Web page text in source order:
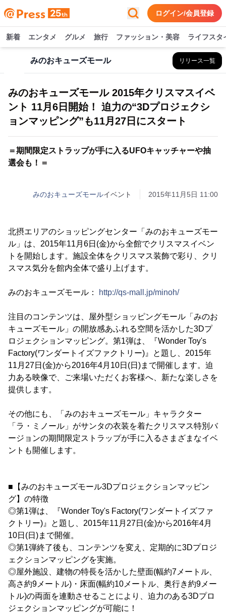
ログイン/会員登録
新着 エンタメ グルメ 旅行 ファッション・美容 ライフスタ
みのおキューズモール リリース一覧
みのおキューズモール 2015年クリスマスイベ
ント 11月6日開始！ 迫力の“3Dプロジェクシ
ョンマッピング”も11月27日にスタート
＝期間限定ストラップが手に入るUFOキャッチャーや抽
選会も！＝
みのおキューズモールイベント 2015年11月5日 11:00
北摂エリアのショッピングセンター「みのおキューズモー
ル」は、2015年11月6日(金)から全館でクリスマスイベン
トを開始します。施設全体をクリスマス装飾で彩り、クリ
スマス気分を館内全体で盛り上げます。
みのおキューズモール： http://qs-mall.jp/minoh/
注目のコンテンツは、屋外型ショッピングモール「みのお
キューズモール」の開放感あふれる空間を活かした3Dプ
ロジェクションマッピング。第1弾は、『Wonder Toy's
Factory(ワンダートイズファクトリー)』と題し、2015年
11月27日(金)から2016年4月10日(日)まで開催します。迫
力ある映像で、ご来場いただくお客様へ、新たな楽しさを
提供します。
その他にも、「みのおキューズモール」キャラクター
「ラ・ミノール」がサンタの衣装を着たクリスマス特別バ
ージョンの期間限定ストラップが手に入るさまざまなイベ
ントも開催します。
■【みのおキューズモール3Dプロジェクションマッピン
グ】の特徴
◎第1弾は、『Wonder Toy's Factory(ワンダートイズファ
クトリー)』と題し、2015年11月27日(金)から2016年4月
10日(日)まで開催。
◎第1弾終了後も、コンテンツを変え、定期的に3Dプロジ
ェクションマッピングを実施。
◎屋外施設、建物の特長を活かした壁面(幅約7メートル、
高さ約9メートル)・床面(幅約10メートル、奥行き約9メー
トル)の両面を連動させることにより、迫力のある3Dプロ
ジェクションマッピングが可能に！